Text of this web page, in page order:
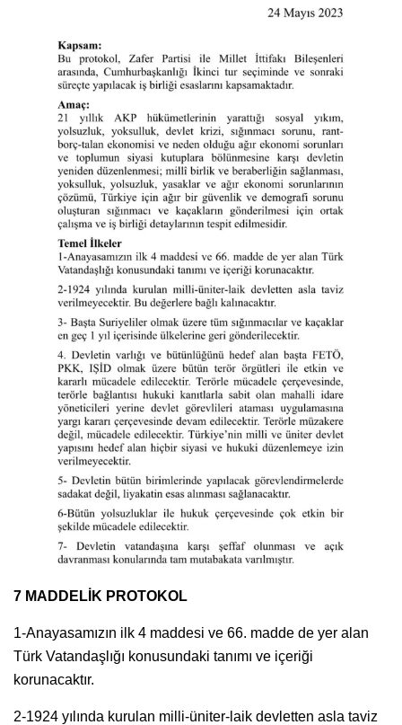
7 MADDELİK PROTOKOL
1-Anayasamızın ilk 4 maddesi ve 66. madde de yer alan
Türk Vatandaşlığı konusundaki tanımı ve içeriği
korunacaktır.
2-1924 yılında kurulan milli-üniter-laik devletten asla taviz